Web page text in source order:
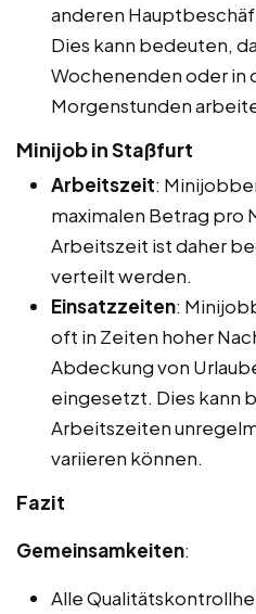
anderen
Dies kann bedeuten,
Wochenenden oder in
Morgenstunden
Minijob in Staßfurt
Arbeitszeit:
maximalen Betrag pro
Arbeitszeit ist daher
verteilt werden.
Einsatzzeiten:
oft in Zeiten hoher
Abdeckung von
eingesetzt. Dies kann
Arbeitszeiten
variieren können.
Fazit
Gemeinsamkeiten:
Alle